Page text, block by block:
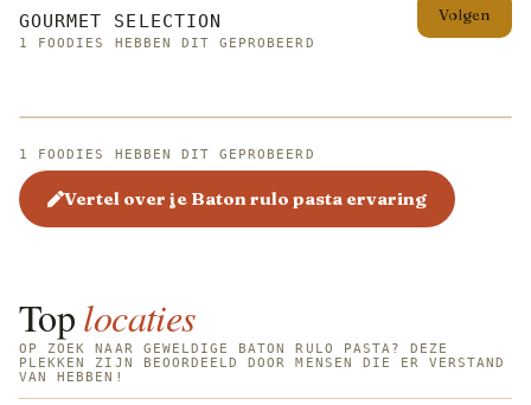
Volgen
GOURMET SELECTION
1 FOODIES HEBBEN DIT GEPROBEERD
1 FOODIES HEBBEN DIT GEPROBEERD
Vertel over je Baton rulo pasta ervaring
Toplocaties
OP ZOEK NAAR GEWELDIGE BATON RULO PASTA? DEZE
PLEKKEN ZIJN BEOORDEELD DOOR MENSEN DIE ER VERSTAND
VAN HEBBEN!